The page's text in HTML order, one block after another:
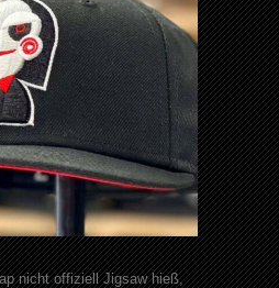
nicht offiziell Jigsaw hieß,